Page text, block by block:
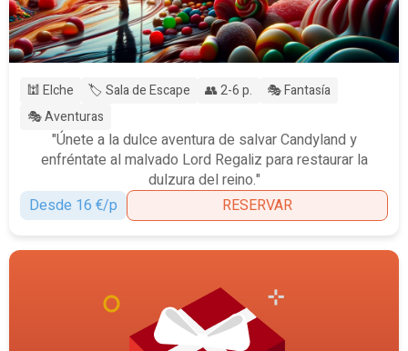
🕍 Elche 🏷️ Sala de Escape 👥 2-6 p.
🎭 Fantasía
🎭 Aventuras
"Únete a la dulce aventura de salvar Candyland y
enfréntate al malvado Lord Regaliz para restaurar la
dulzura del reino."
Desde 16 €/p
RESERVAR